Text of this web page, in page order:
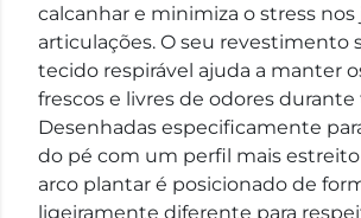
calcanhar e minimiza o stress nos
articulações. O seu revestimento
tecido respirável ajuda a manter
frescos e livres de odores durante
Desenhadas especificamente
do pé com um perfil mais estreito
arco plantar é posicionado de
ligeiramente diferente para